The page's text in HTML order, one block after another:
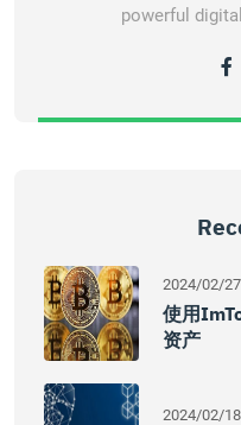
powerful
2024/02/27
使用
资产
2024/02/18